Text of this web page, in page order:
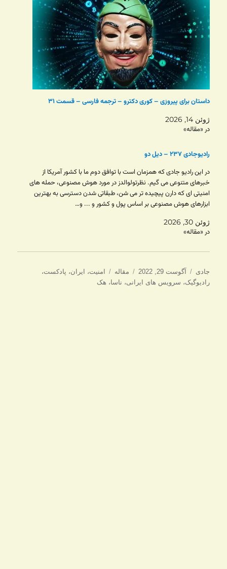
داستان برای پیروزی – کوری دکترو – ترجمه فارسی – قسمت ۳۱
ژوئن 14, 2026
در «مقاله»
رادیوجادی ۲۳۷ – دیل دو
در این رادیو جادی که همزمان است با توافق دوم ما با کشور آمریکا از
خبرهای متنوعی می گیم. نظرتولوالدز در مورد هوش مصنوعی، حمله های
امنیتی ای که دارن پیچیده تر می شن، طبقاتی شدن دسترسی به بهترین
ابزارهای هوش مصنوعی بر اساس پول و کشور و ... و…
ژوئن 30, 2026
در «مقاله»
نویسنده
جادی
ارسال
شده
آگوست 29, 2022 دسته‌ها
مقاله برچسب‌ها
امنیت، ایران، پادکست،
رادیوگیک، سرویس های ایرانی، ناسا، هک